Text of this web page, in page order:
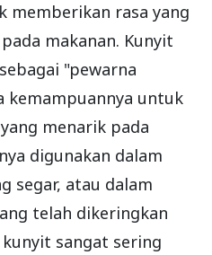
memberikan rasa yang
makanan. Kunyit
"pewarna
kemampuannya untuk
menarik pada
digunakan dalam
segar, atau dalam
telah dikeringkan
sangat sering